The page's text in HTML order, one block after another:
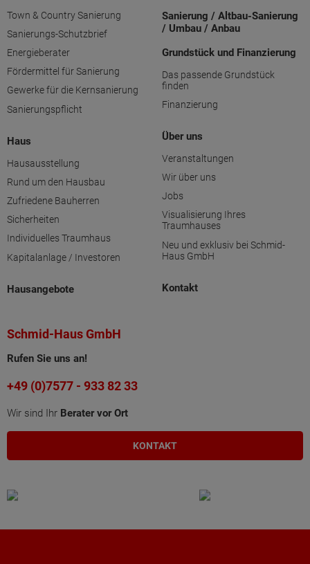
Town & Country Sanierung
Sanierungs-Schutzbrief
Energieberater
Fördermittel für Sanierung
Gewerke für die Kernsanierung
Sanierungspflicht
Haus
Hausausstellung
Rund um den Hausbau
Zufriedene Bauherren
Sicherheiten
Individuelles Traumhaus
Kapitalanlage / Investoren
Hausangebote
Sanierung / Altbau-Sanierung
/ Umbau / Anbau
Grundstück und Finanzierung
Das passende Grundstück
finden
Finanzierung
Über uns
Veranstaltungen
Wir über uns
Jobs
Visualisierung Ihres
Traumhauses
Neu und exklusiv bei Schmid-
Haus GmbH
Kontakt
Schmid-Haus GmbH
Rufen Sie uns an!
+49 (0)7577 - 933 82 33
Wir sind Ihr Berater vor Ort
KONTAKT